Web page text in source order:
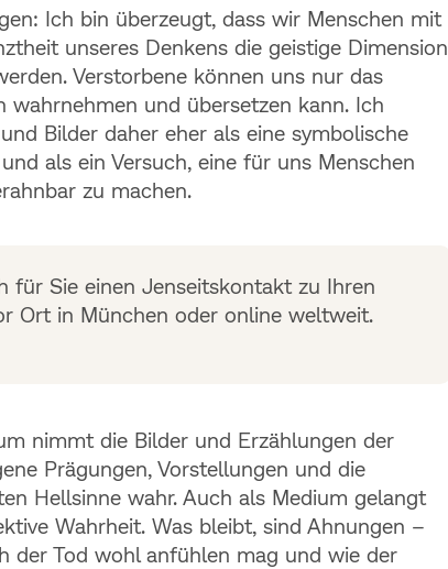
Ich bin überzeugt, dass wir Menschen mit
unseres Denkens die geistige Dimension
Verstorbene können uns nur das
wahrnehmen und übersetzen kann. Ich
Bilder daher eher als eine symbolische
als ein Versuch, eine für uns Menschen
zu machen.
für Sie einen Jenseitskontakt zu Ihren
Ort in München oder online weltweit.
nimmt die Bilder und Erzählungen der
Prägungen, Vorstellungen und die
Hellsinne wahr. Auch als Medium gelangt
Wahrheit. Was bleibt, sind Ahnungen –
der Tod wohl anfühlen mag und wie der